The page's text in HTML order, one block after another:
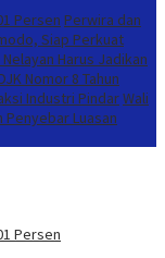
Persen Perwira dan
Siap Perkuat
Harus Jadikan
Nomor 8 Tahun
Industri PindarWali
Penyebar Luasan
Persen